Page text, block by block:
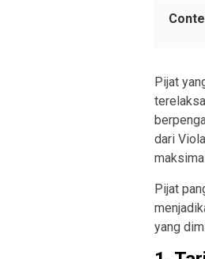
Pijat
dari
Pijat
yang